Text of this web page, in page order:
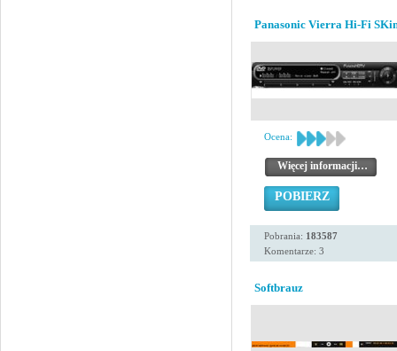
Panasonic Vierra Hi-Fi
Ocena:
Więcej informacji…
POBIERZ
Pobrania: 183587
Komentarze: 3
Softbrauz